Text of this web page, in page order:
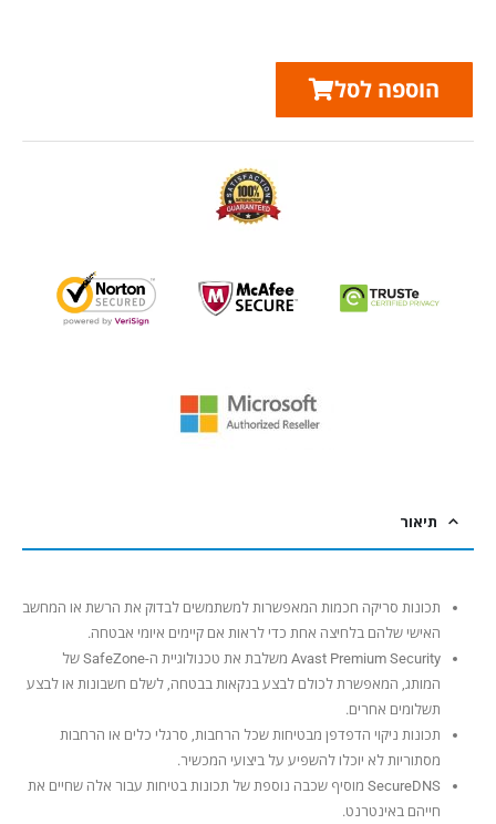
הוספה לסל
תיאור
תכונות סריקה חכמות המאפשרות למשתמשים לבדוק את הרשת או המחשב
האישי שלהם בלחיצה אחת כדי לראות אם קיימים איומי אבטחה.
Avast Premium Security משלבת את טכנולוגיית ה-SafeZone של
המותג, המאפשרת לכולם לבצע בנקאות בבטחה, לשלם חשבונות או לבצע
תשלומים אחרים.
תכונות ניקוי הדפדפן מבטיחות שכל הרחבות, סרגלי כלים או הרחבות
מסתוריות לא יוכלו להשפיע על ביצועי המכשיר.
SecureDNS מוסיף שכבה נוספת של תכונות בטיחות עבור אלה שחיים את
חייהם באינטרנט.